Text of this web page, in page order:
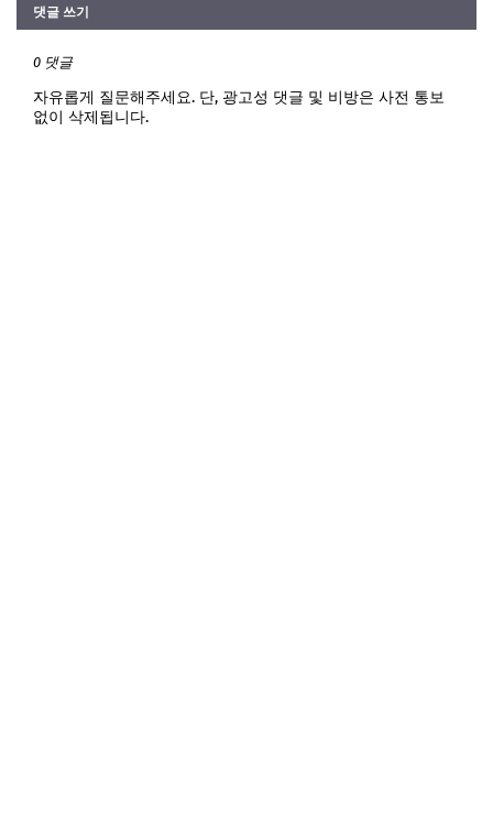
댓글 쓰기
0 댓글
자유롭게 질문해주세요. 단, 광고성 댓글 및 비방은 사전 통보
없이 삭제됩니다.